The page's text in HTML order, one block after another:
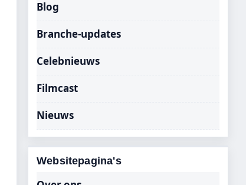
Blog
Branche-updates
Celebnieuws
Filmcast
Nieuws
Websitepagina's